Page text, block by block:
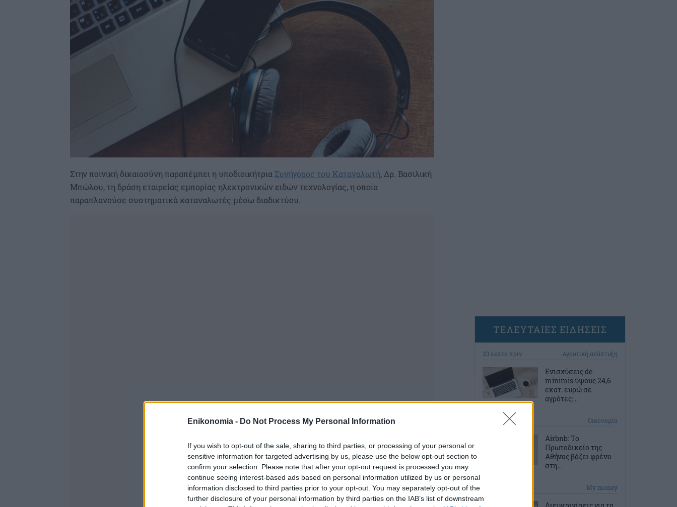
Enikonomia - Do Not Process My Personal Information
If you wish to opt-out of the sale, sharing to third parties, or processing of your personal or
sensitive information for targeted advertising by us, please use the below opt-out section to
confirm your selection. Please note that after your opt-out request is processed you may
continue seeing interest-based ads based on personal information utilized by us or personal
information disclosed to third parties prior to your opt-out. You may separately opt-out of the
further disclosure of your personal information by third parties on the IAB’s list of downstream
Στην ποινική δικαιοσύνη παραπέμπει η υποδιοικήτρια Συνήγορος του Καταναλωτή, Δρ. Βασιλική
Μπώλου, τη δράση εταιρείας εμπορίας ηλεκτρονικών ειδών τεχνολογίας, η οποία
παραπλανούσε συστηματικά καταναλωτές μέσω διαδικτύου.
ΤΕΛΕΥΤΑΙΕΣ ΕΙΔΗΣΕΙΣ
23 λεπτά πριν Αγροτική ανάπτυξη
Ενισχύσεις de
minimis ύψους 24,6
εκατ. ευρώ σε
αγρότες:...
53 λεπτά πριν Οικονομία
Airbnb: Το
Πρωτοδικείο της
Αθήνας βάζει φρένο
στη...
My money